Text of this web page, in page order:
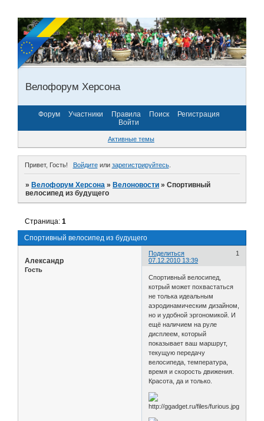
Велофорум Херсона
Форум Участники Правила Поиск
Регистрация
Войти
Активные темы
Привет, Гость! Войдитеили зарегистрируйтесь.
»Велофорум Херсона »Велоновости »Спортивный
велосипед из будущего
Спортивный велосипед из будущего
Страница:1
Поделиться
1
07.12.2010 13:39
Александр
Гость
Спортивный велосипед,
котрый может похвастаться
не толька идеальным
аэродинамическим дизайном,
но и удобной эргономикой. И
ещё наличием на руле
дисплеем, который
показывает ваш маршрут,
текущую передачу
велосипеда, температура,
время и скорость движения.
Красота, да и только.